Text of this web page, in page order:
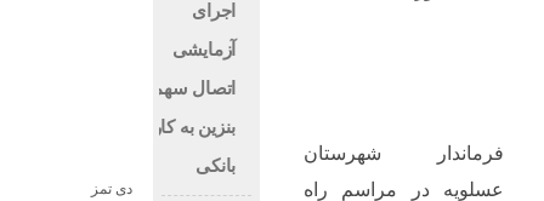
فرماندار شهرستان
عسلویه در مراسم راه
اجرای
آزمایشی
اتصال سهمیه
بنزین به کارت
بانکی
دی تمز